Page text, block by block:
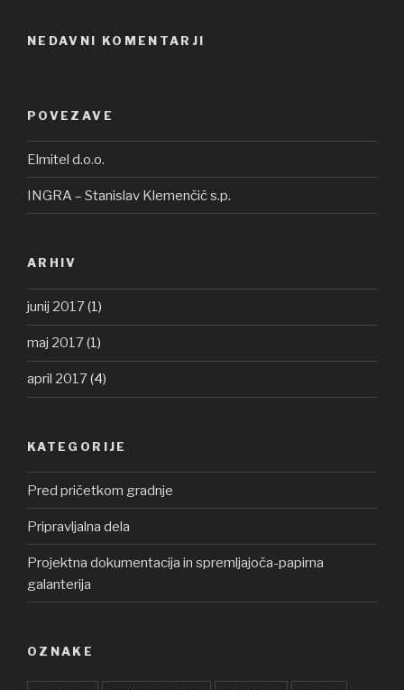
NEDAVNI KOMENTARJI
POVEZAVE
Elmitel d.o.o.
INGRA – Stanislav Klemenčič s.p.
ARHIV
junij 2017(1)
maj 2017(1)
april 2017(4)
KATEGORIJE
Pred pričetkom gradnje
Pripravljalna dela
Projektna dokumentacija in spremljajoča-papirna
galanterija
OZNAKE